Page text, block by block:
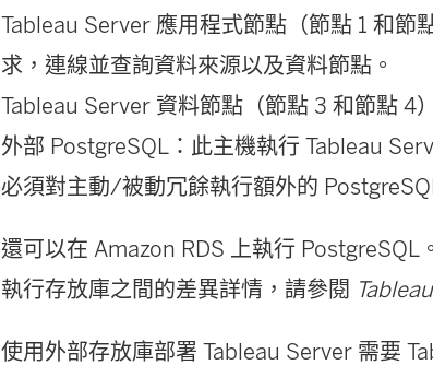
Tableau Server 應用程式節點（節點 1 和節
求，連線並查詢資料來源以及資料節點。
Tableau Server 資料節點（節點 3 和節點 4
外部 PostgreSQL：此主機執行 Tableau
必須對主動/被動冗餘執行額外的
還可以在 Amazon RDS 上執行 PostgreSQL
執行存放庫之間的差異詳情，請參閱
使用外部存放庫部署 Tableau Server 需要